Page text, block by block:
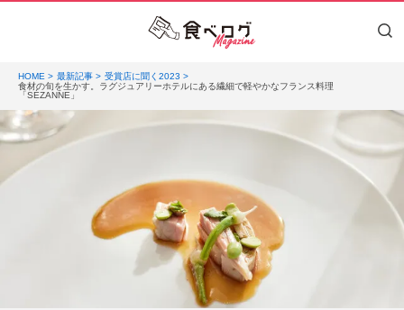
HOME 最新記事
受賞店に聞く2023
食材の旬を生かす。ラグジュアリーホテルにある繊細で軽やかなフランス料理
「SÉZANNE」